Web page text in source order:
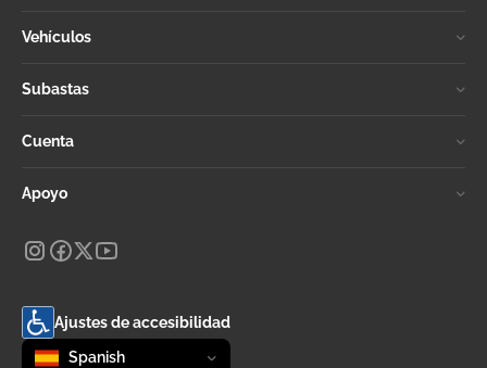
Vehículos
Subastas
Cuenta
Apoyo
Ajustes de accesibilidad
Change language
selected
Spanish